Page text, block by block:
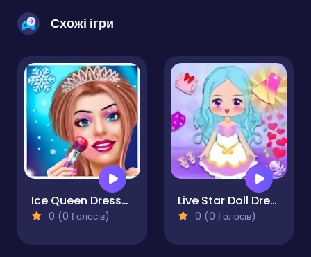
Схожі ігри
Ice Queen Dress-Up & Girl Game
0 (0 Голосів)
Live Star Doll Dress Up
0 (0 Голосів)